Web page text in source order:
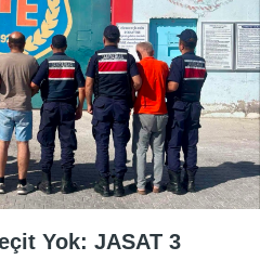
Yok: JASAT 3